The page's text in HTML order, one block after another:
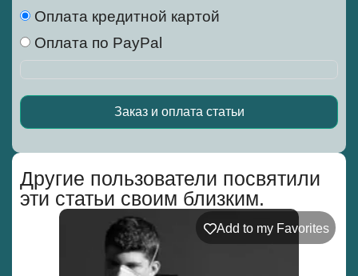
Другие пользователи посвятили
эти статьи своим близким.
Add to my Favorites
Оплата кредитной картой
Оплата по PayPal
Заказ и оплата статьи
Alternative: